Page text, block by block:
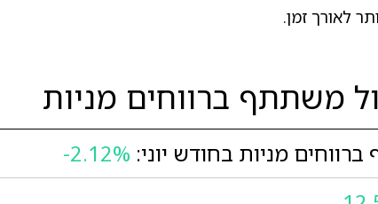
לאורך זמן.
משתתף ברווחים מניות
מניות בחודש יוני: -2.12%